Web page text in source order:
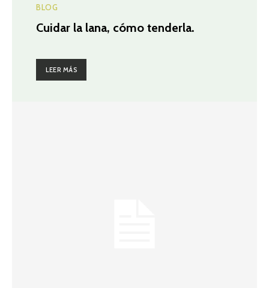
BLOG
Cuidar la lana, cómo tenderla.
LEER MÁS